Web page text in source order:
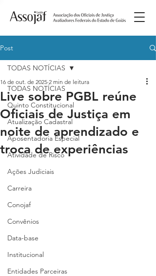
Post
TODAS NOTÍCIAS
Quinto Constitucional
Atualização Cadastral
Aposentadoria Especial
Atividade de Risco
Ações Judiciais
Carreira
Conojaf
Convênios
Data-base
Institucional
Entidades Parceiras
TODAS NOTÍCIAS
Live sobre PGBL reúne
Oficiais de Justiça em
noite de aprendizado e
troca de experiências
16 de out. de 2025 2 min de leitura